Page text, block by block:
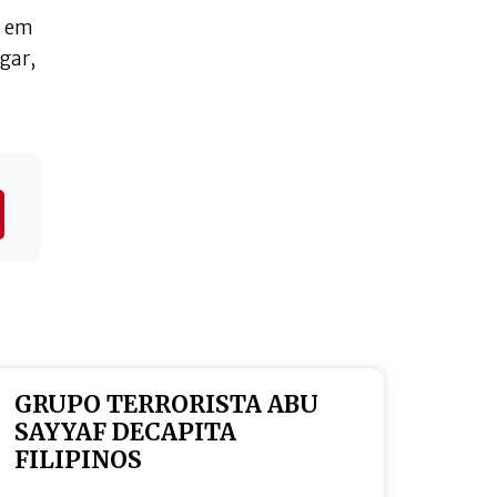
GRUPO TERRORISTA ABU
SAYYAF DECAPITA
FILIPINOS